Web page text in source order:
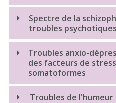
Spectre de la
troubles psychotiques
Spectre de la
Troubles psychotiques
Troubles anxio-
des facteurs de
somatoformes
Anxiété - Phobies
Troubles de